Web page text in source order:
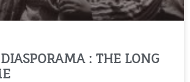
: THE LONG